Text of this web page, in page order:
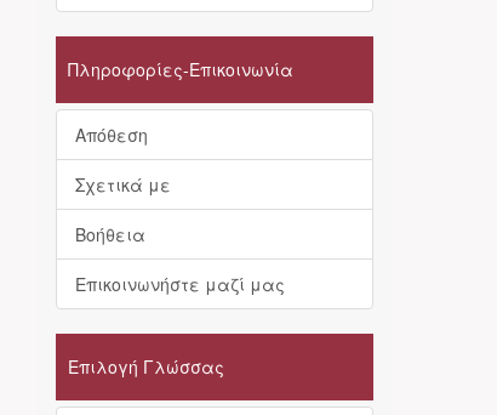
Πληροφορίες-Επικοινωνία
Απόθεση
Σχετικά με
Βοήθεια
Επικοινωνήστε μαζί μας
Επιλογή Γλώσσας